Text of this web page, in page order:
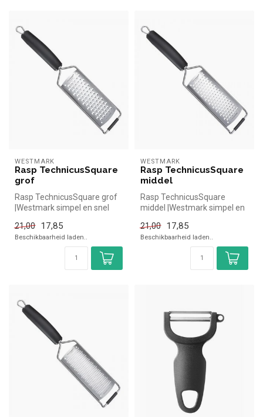
WESTMARK
Rasp TechnicusSquare
grof
Rasp TechnicusSquare grof
|Westmark simpel en snel
Over...
21,00 17,85
Beschikbaarheid laden..
WESTMARK
Rasp TechnicusSquare
middel
Rasp TechnicusSquare
middel |Westmark simpel en
Ov...
21,00 17,85
Beschikbaarheid laden..